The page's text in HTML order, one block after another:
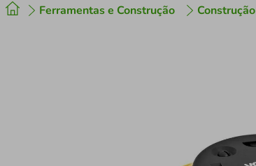
Ferramentas e Construção Construção
2º cafeteira